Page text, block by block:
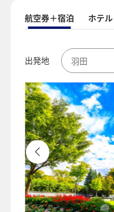
航空券＋宿泊 ホテル
出発地